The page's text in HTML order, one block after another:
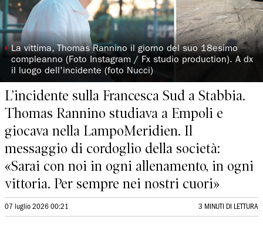
◗La vittima, Thomas Rannino il giorno del suo 18esimo
compleanno (Foto Instagram / Fx studio production). A dx
il luogo dell'incidente (foto Nucci)
L’incidente sulla Francesca Sud a Stabbia.
Thomas Rannino studiava a Empoli e
giocava nella LampoMeridien. Il
messaggio di cordoglio della società:
«Sarai con noi in ogni allenamento, in ogni
vittoria. Per sempre nei nostri cuori»
07 luglio 2026 00:21 3 MINUTI DI LETTURA